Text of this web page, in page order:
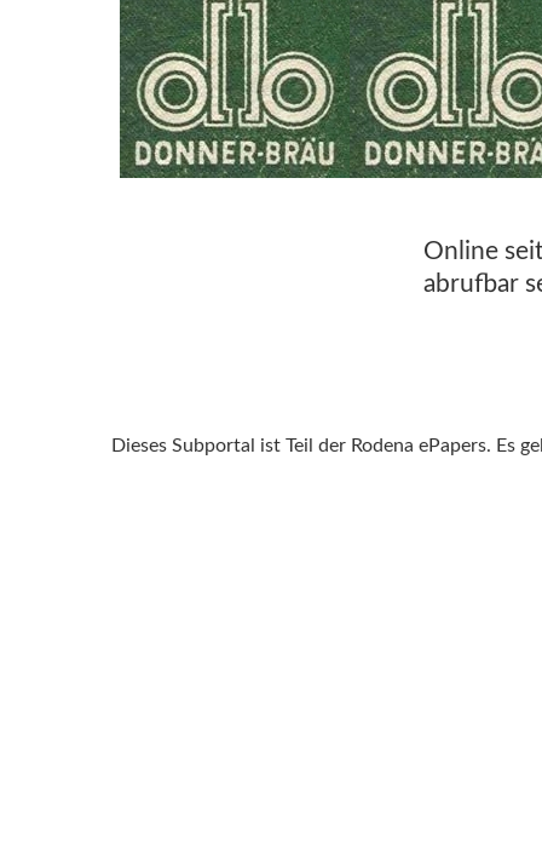
Online
abrufbar
Dieses Subportal ist Teil der Rodena ePapers. Es